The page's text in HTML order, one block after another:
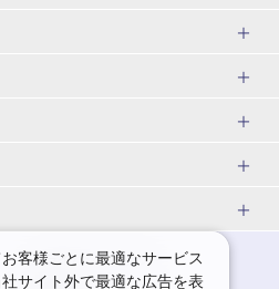
東京→長野 新幹線パック
西九州新幹線 旅行
岩手旅行・ツアー
ユニバーサル・スタジオ・ジャパ
日帰り旅行
女子旅 国内版
ゴールデンウィーク（GW）の国内
旅行
プライバシーポリシー
客様ごとに最適なサービス
サイト外で最適な広告を表